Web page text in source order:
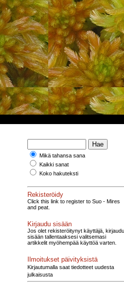
Mikä tahansa sana
Kaikki sanat
Koko hakuteksti
Rekisteröidy
Click this link to register to Suo - Mires
and peat.
Kirjaudu sisään
Jos olet rekisteröitynyt käyttäjä, kirjaudu
sisään tallentaaksesi valitsemasi
artikkelit myöhempää käyttöä varten.
Ilmoitukset päivityksistä
Kirjautumalla saat tiedotteet uudesta
julkaisusta